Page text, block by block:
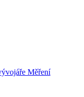
Měření